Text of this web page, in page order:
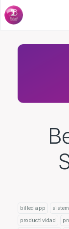
billed app
productividad